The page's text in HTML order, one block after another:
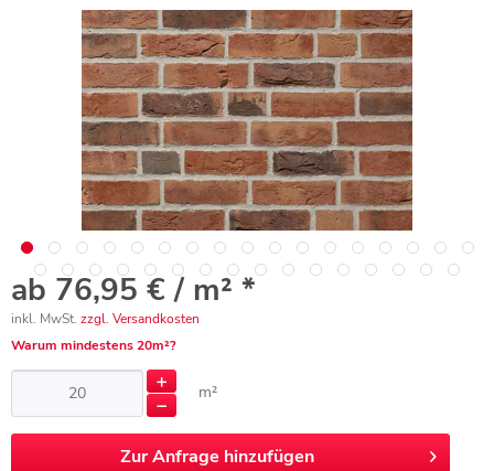
ab 76,95 € / m² *
inkl. MwSt. zzgl. Versandkosten
Warum mindestens 20m²?
m²
ZurAnfrage hinzufügen